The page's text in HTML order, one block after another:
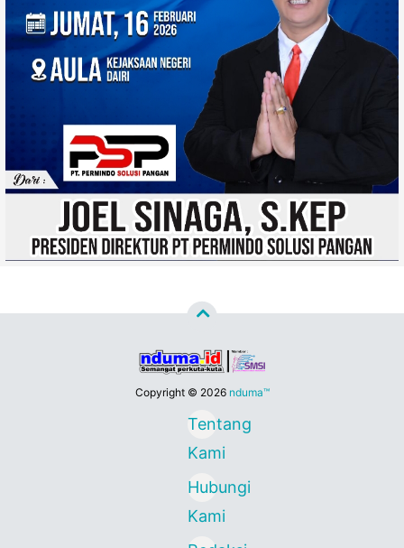
Copyright © 2026 nduma™
Tentang
Kami
Hubungi
Kami